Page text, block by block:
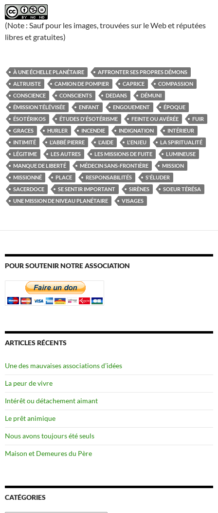
(Note : Sauf pour les images, trouvées sur le Web et réputées
libres et gratuites)
À UNE ÉCHELLE PLANÉTAIRE
AFFRONTER SES PROPRES DÉMONS
ALTRUISTE
CAMION DE POMPIER CAPRICE
COMPASSION
CONSCIENCE
CONSCIENTS DEDANS
DÉMUNI
ÉMISSION TÉLÉVISÉE
ENFANT ENGOUEMENT
ÉPOQUE
ÉSOTÉRIKOS
ÉTUDES D'ÉSOTÉRISME FEINTE OU AVÉRÉE
FUIR
GRACES
HURLER INCENDIE INDIGNATION
INTÉRIEUR
INTIMITÉ
L'ABBÉ PIERRE L'AIDE L'ENJEU
LA SPIRITUALITÉ
LÉGITIME
LES AUTRES LES MISSIONS DE FUITE
LUMINEUSE
MANQUE DE LIBERTÉ
MÉDECIN SANS-FRONTIÈRE
MISSION
MISSIONNÉ
PLACE RESPONSABILITÉS
S'ÉLUDER
SACERDOCE
SE SENTIR IMPORTANT SIRÈNES
SOEUR TÉRÉSA
UNE MISSION DE NIVEAU PLANÉTAIRE
VISAGES
POUR SOUTENIR NOTRE ASSOCIATION
ARTICLES RÉCENTS
Une des mauvaises associations d’idées
La peur de vivre
Intérêt ou détachement aimant
Le prêt animique
Nous avons toujours été seuls
Maison et Demeures du Père
CATÉGORIES